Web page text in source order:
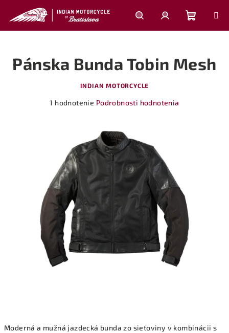
obsah
HľadaťPrihlásenie
košík
Moderná a mužná jazdecká bunda zo sieťoviny v kombinácii s
Pánska Bunda Tobin Mesh
INDIAN MOTORCYCLE
Priemerné
hviezdičiek.
1 hodnotenie Podrobnosti hodnotenia